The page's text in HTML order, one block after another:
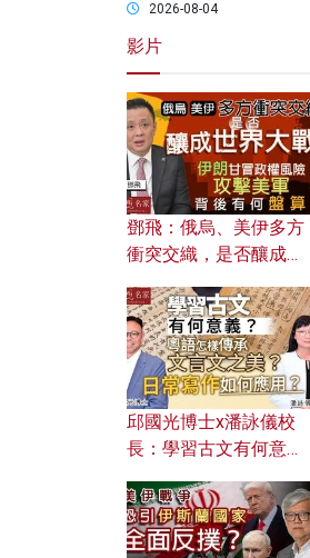
2026-08-04
影片
鄧飛：俄烏、美伊多方
衝突交織，是否釀成世
風險攻擊美軍，背後有
何盤算？
邱國光博士x潘詠儀校
長：學習古文有何意
文之美？ 日常寫作如何
應用？